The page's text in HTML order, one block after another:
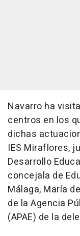
Navarro ha
centros en los
dichas
IES Miraflores,
Desarrollo
concejala de
Málaga, María
de la Agencia
(APAE) de la